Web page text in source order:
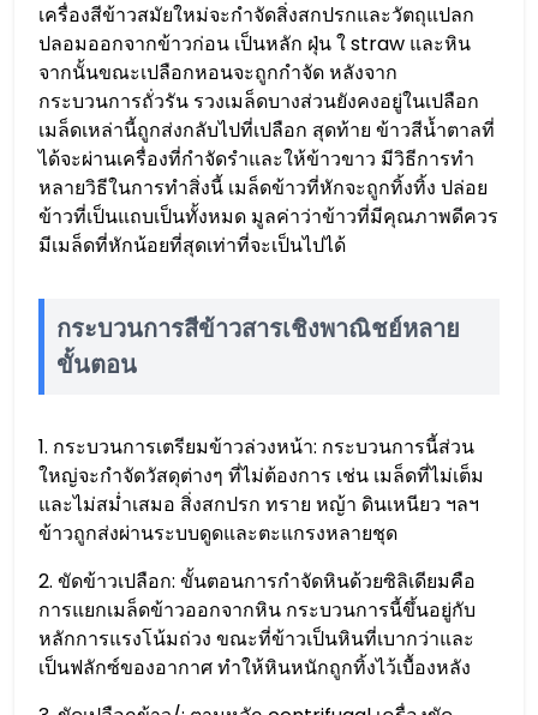
เครื่องสีข้าวสมัยใหม่จะกำจัดสิ่งสกปรกและวัตถุแปลก
ปลอมออกจากข้าวก่อน เป็นหลัก ฝุ่น ใ straw และหิน
จากนั้นขณะเปลือกหอนจะถูกกำจัด หลังจาก
กระบวนการถั่วรัน รวงเมล็ดบางส่วนยังคงอยู่ในเปลือก
เมล็ดเหล่านี้ถูกส่งกลับไปที่เปลือก สุดท้าย ข้าวสีน้ำตาลที่
ได้จะผ่านเครื่องที่กำจัดรำและให้ข้าวขาว มีวิธีการทำ
หลายวิธีในการทำสิ่งนี้ เมล็ดข้าวที่หักจะถูกทิ้งทิ้ง ปล่อย
ข้าวที่เป็นแถบเป็นทั้งหมด มูลค่าว่าข้าวที่มีคุณภาพดีควร
มีเมล็ดที่หักน้อยที่สุดเท่าที่จะเป็นไปได้
กระบวนการสีข้าวสารเชิงพาณิชย์หลาย
ขั้นตอน
1. กระบวนการเตรียมข้าวล่วงหน้า: กระบวนการนี้ส่วน
ใหญ่จะกำจัดวัสดุต่างๆ ที่ไม่ต้องการ เช่น เมล็ดที่ไม่เต็ม
และไม่สม่ำเสมอ สิ่งสกปรก ทราย หญ้า ดินเหนียว ฯลฯ
ข้าวถูกส่งผ่านระบบดูดและตะแกรงหลายชุด
2. ขัดข้าวเปลือก: ขั้นตอนการกำจัดหินด้วยซิลิเดียมคือ
การแยกเมล็ดข้าวออกจากหิน กระบวนการนี้ขึ้นอยู่กับ
หลักการแรงโน้มถ่วง ขณะที่ข้าวเป็นหินที่เบากว่าและ
เป็นฟลักซ์ของอากาศ ทำให้หินหนักถูกทิ้งไว้เบื้องหลัง